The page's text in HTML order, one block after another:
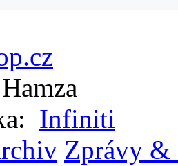
Infiniti
Zprávy &